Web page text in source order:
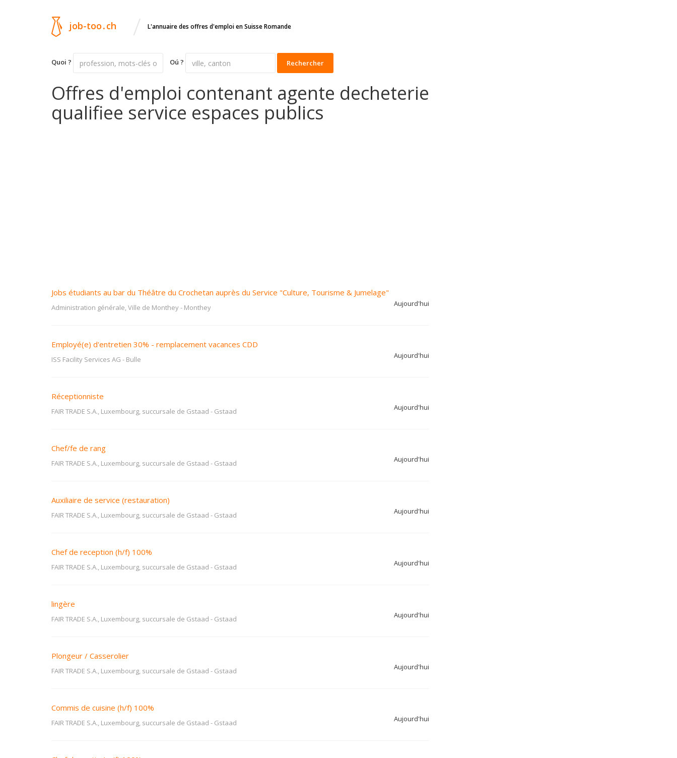
job-too.ch / L'annuaire des offres d'emploi en Suisse Romande
Quoi ? Oú ? Rechercher
Offres d'emploi contenant agente decheterie
qualifiee service espaces publics
Jobs étudiants au bar du Théâtre du Crochetan auprès du Service "Culture, Tourisme & Jumelage"
Administration générale, Ville de Monthey- Monthey Aujourd'hui
Employé(e) d'entretien 30% - remplacement vacances CDD
ISS Facility Services AG - Bulle Aujourd'hui
Réceptionniste
FAIR TRADE S.A., Luxembourg, succursale de Gstaad - Gstaad Aujourd'hui
Chef/fe de rang
FAIR TRADE S.A., Luxembourg, succursale de Gstaad - Gstaad Aujourd'hui
Auxiliaire de service (restauration)
FAIR TRADE S.A., Luxembourg, succursale de Gstaad - Gstaad Aujourd'hui
Chef de reception (h/f) 100%
FAIR TRADE S.A., Luxembourg, succursale de Gstaad - Gstaad Aujourd'hui
lingère
FAIR TRADE S.A., Luxembourg, succursale de Gstaad - Gstaad Aujourd'hui
Plongeur / Casserolier
FAIR TRADE S.A., Luxembourg, succursale de Gstaad - Gstaad Aujourd'hui
Commis de cuisine (h/f) 100%
FAIR TRADE S.A., Luxembourg, succursale de Gstaad - Gstaad Aujourd'hui